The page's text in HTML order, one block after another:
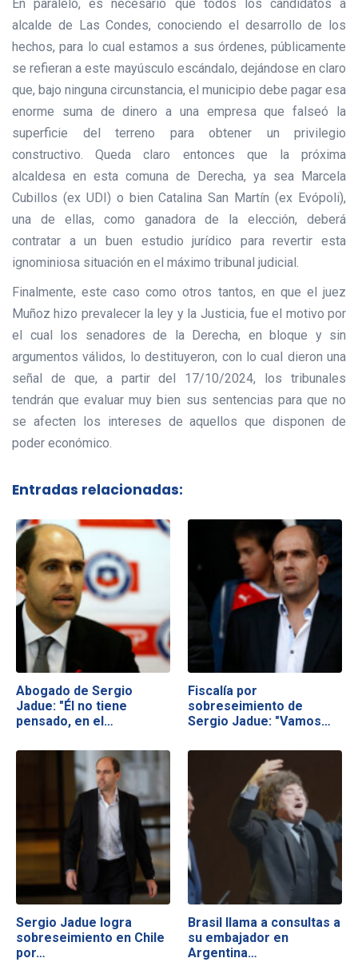
En paralelo, es necesario que todos los candidatos a
alcalde de Las Condes, conociendo el desarrollo de los
hechos, para lo cual estamos a sus órdenes, públicamente
se refieran a este mayúsculo escándalo, dejándose en claro
que, bajo ninguna circunstancia, el municipio debe pagar esa
enorme suma de dinero a una empresa que falseó la
superficie del terreno para obtener un privilegio
constructivo. Queda claro entonces que la próxima
alcaldesa en esta comuna de Derecha, ya sea Marcela
Cubillos (ex UDI) o bien Catalina San Martín (ex Evópoli),
una de ellas, como ganadora de la elección, deberá
contratar a un buen estudio jurídico para revertir esta
ignominiosa situación en el máximo tribunal judicial.
Finalmente, este caso como otros tantos, en que el juez
Muñoz hizo prevalecer la ley y la Justicia, fue el motivo por
el cual los senadores de la Derecha, en bloque y sin
argumentos válidos, lo destituyeron, con lo cual dieron una
señal de que, a partir del 17/10/2024, los tribunales
tendrán que evaluar muy bien sus sentencias para que no
se afecten los intereses de aquellos que disponen de
poder económico.
Entradas relacionadas:
Abogado de Sergio
Jadue: "Él no tiene
pensado, en el…
Fiscalía por
sobreseimiento de
Sergio Jadue: "Vamos…
Sergio Jadue logra
sobreseimiento en Chile
por…
Brasil llama a consultas a
su embajador en
Argentina…